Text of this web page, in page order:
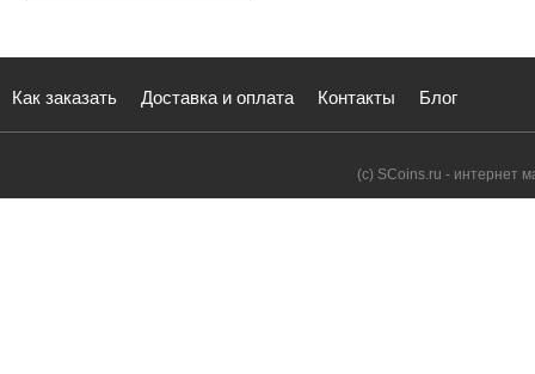
Как заказать Доставка и оплата Контакты Блог
(с) SCoins.ru - интернет